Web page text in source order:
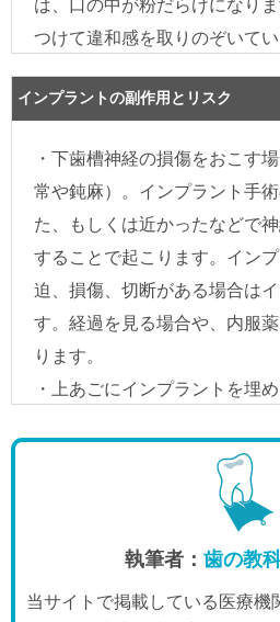
執筆者： 歯の教
当サイトで掲載している医療機